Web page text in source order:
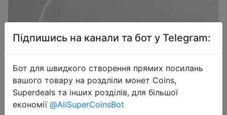
Підпишись на канали та бот у Telegram:
Бот для швидкого створення прямих посилань
вашого товару на роздліли монет Coins,
Superdeals та інших розділів, для більшої
економії @AliSuperCoinsBot